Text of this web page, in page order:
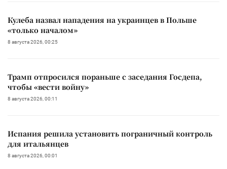
Кулеба назвал нападения на украинцев в Польше
«только началом»
8 августа 2026, 00:25
Трамп отпросился пораньше с заседания Госдепа,
чтобы «вести войну»
8 августа 2026, 00:11
Испания решила установить пограничный контроль
для итальянцев
8 августа 2026, 00:01